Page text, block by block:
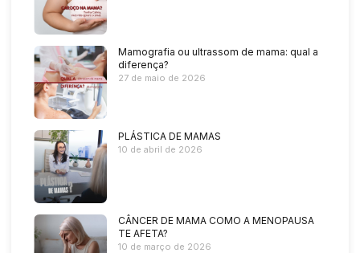
Mamografia ou ultrassom de mama: qual a
diferença?
27 de maio de 2026
PLÁSTICA DE MAMAS
10 de abril de 2026
CÂNCER DE MAMA COMO A MENOPAUSA
TE AFETA?
10 de março de 2026